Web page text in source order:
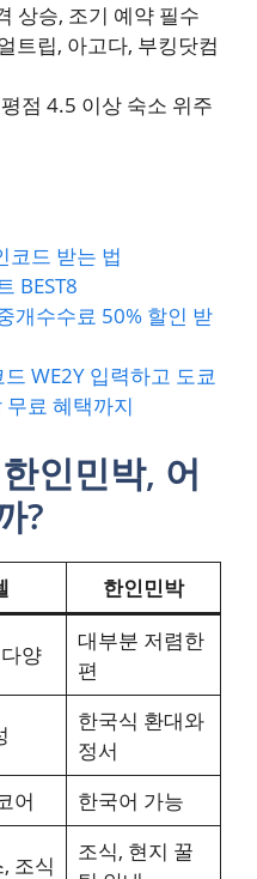
상승, 조기 예약 필수
트립, 아고다, 부킹닷컴
점 4.5 이상 숙소 위주
코드 받는 법
BEST8
개수수료 50% 할인 받
WE2Y 입력하고 도쿄
료 혜택까지
인민박, 어
?
한인민박
양
대부분 저렴한
편
한국식 환대와
정서
어 한국어 가능
조식
조식, 현지 꿀